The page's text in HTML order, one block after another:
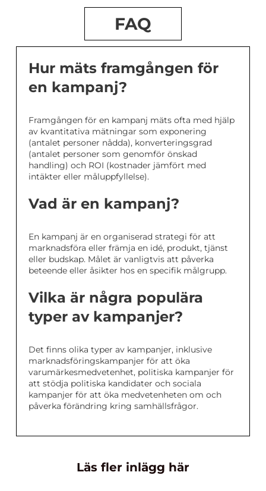
FAQ
Hur mäts framgången för
en kampanj?
Framgången för en kampanj mäts ofta med hjälp
av kvantitativa mätningar som exponering
(antalet personer nådda), konverteringsgrad
(antalet personer som genomför önskad
handling) och ROI (kostnader jämfört med
intäkter eller måluppfyllelse).
Vad är en kampanj?
En kampanj är en organiserad strategi för att
marknadsföra eller främja en idé, produkt, tjänst
eller budskap. Målet är vanligtvis att påverka
beteende eller åsikter hos en specifik målgrupp.
Vilka är några populära
typer av kampanjer?
Det finns olika typer av kampanjer, inklusive
marknadsföringskampanjer för att öka
varumärkesmedvetenhet, politiska kampanjer för
att stödja politiska kandidater och sociala
kampanjer för att öka medvetenheten om och
påverka förändring kring samhällsfrågor.
Läs fler inlägg här